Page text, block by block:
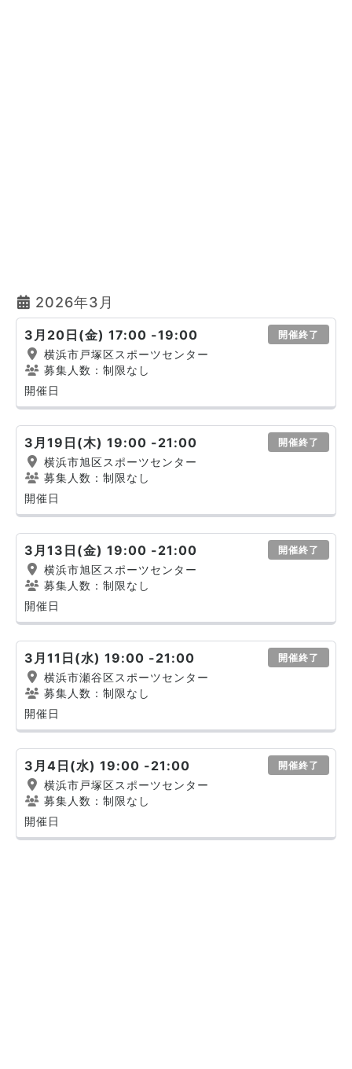
2026年3月
3月20日(金) 17:00 -19:00 開催終了
横浜市戸塚区スポーツセンター
募集人数：制限なし
開催日
3月19日(木) 19:00 -21:00 開催終了
横浜市旭区スポーツセンター
募集人数：制限なし
開催日
3月13日(金) 19:00 -21:00 開催終了
横浜市旭区スポーツセンター
募集人数：制限なし
開催日
3月11日(水) 19:00 -21:00 開催終了
横浜市瀬谷区スポーツセンター
募集人数：制限なし
開催日
3月4日(水) 19:00 -21:00 開催終了
横浜市戸塚区スポーツセンター
募集人数：制限なし
開催日